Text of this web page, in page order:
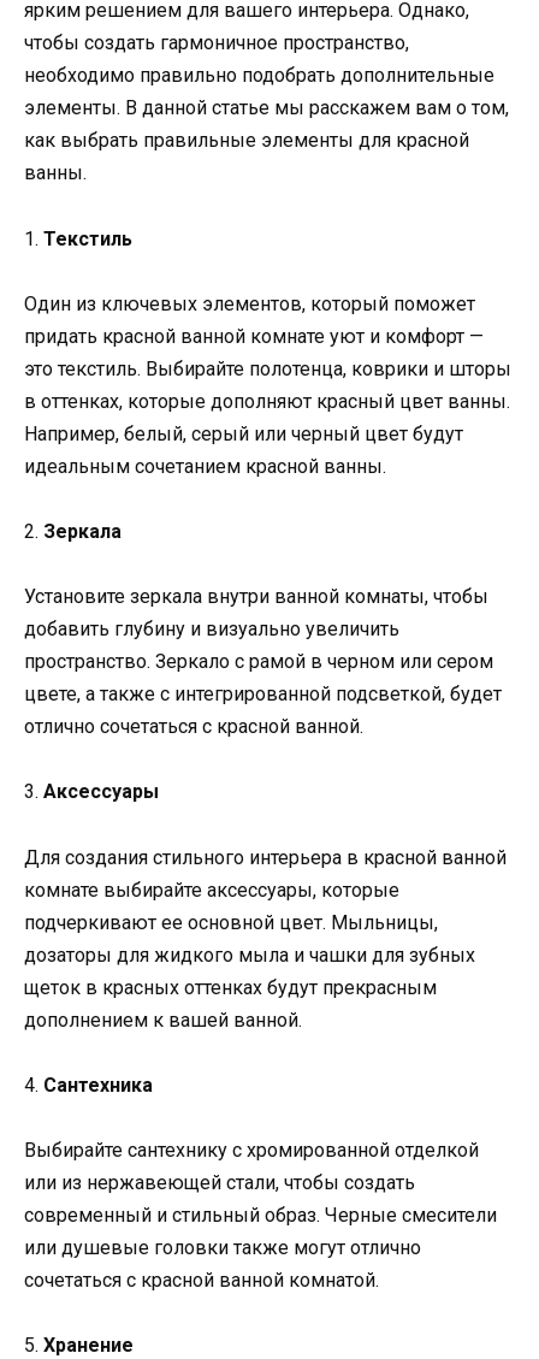
ярким решением для вашего интерьера. Однако,
чтобы создать гармоничное пространство,
необходимо правильно подобрать дополнительные
элементы. В данной статье мы расскажем вам о том,
как выбрать правильные элементы для красной
ванны.
1. Текстиль
Один из ключевых элементов, который поможет
придать красной ванной комнате уют и комфорт —
это текстиль. Выбирайте полотенца, коврики и шторы
в оттенках, которые дополняют красный цвет ванны.
Например, белый, серый или черный цвет будут
идеальным сочетанием красной ванны.
2. Зеркала
Установите зеркала внутри ванной комнаты, чтобы
добавить глубину и визуально увеличить
пространство. Зеркало с рамой в черном или сером
цвете, а также с интегрированной подсветкой, будет
отлично сочетаться с красной ванной.
3. Аксессуары
Для создания стильного интерьера в красной ванной
комнате выбирайте аксессуары, которые
подчеркивают ее основной цвет. Мыльницы,
дозаторы для жидкого мыла и чашки для зубных
щеток в красных оттенках будут прекрасным
дополнением к вашей ванной.
4. Сантехника
Выбирайте сантехнику с хромированной отделкой
или из нержавеющей стали, чтобы создать
современный и стильный образ. Черные смесители
или душевые головки также могут отлично
сочетаться с красной ванной комнатой.
5. Хранение